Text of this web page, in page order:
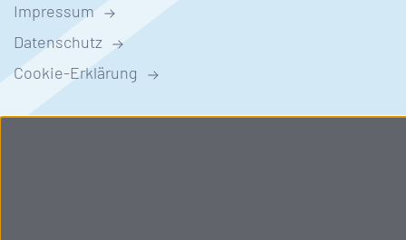
Impressum
Datenschutz
Cookie-Erklärung